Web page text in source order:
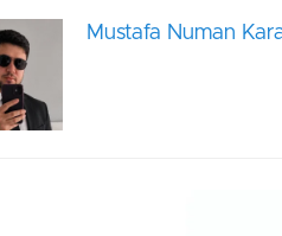
Mustafa Numan